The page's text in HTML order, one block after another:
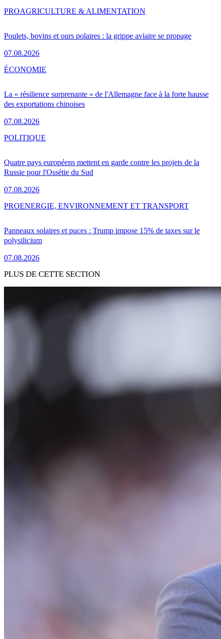
Poulets, bovins et ours polaires : la grippe aviaire se propage
07.08.2026
PROAGRICULTURE & ALIMENTATION
La « résilience surprenante » de l'Allemagne face à la forte hausse
des exportations chinoises
07.08.2026
ÉCONOMIE
Quatre pays européens mettent en garde contre les projets de la
Russie pour l'Ossétie du Sud
07.08.2026
POLITIQUE
Panneaux solaires et puces : Trump impose 15% de taxes sur le
polysilicium
07.08.2026
PROENERGIE, ENVIRONNEMENT ET TRANSPORT
PLUS DE CETTE SECTION